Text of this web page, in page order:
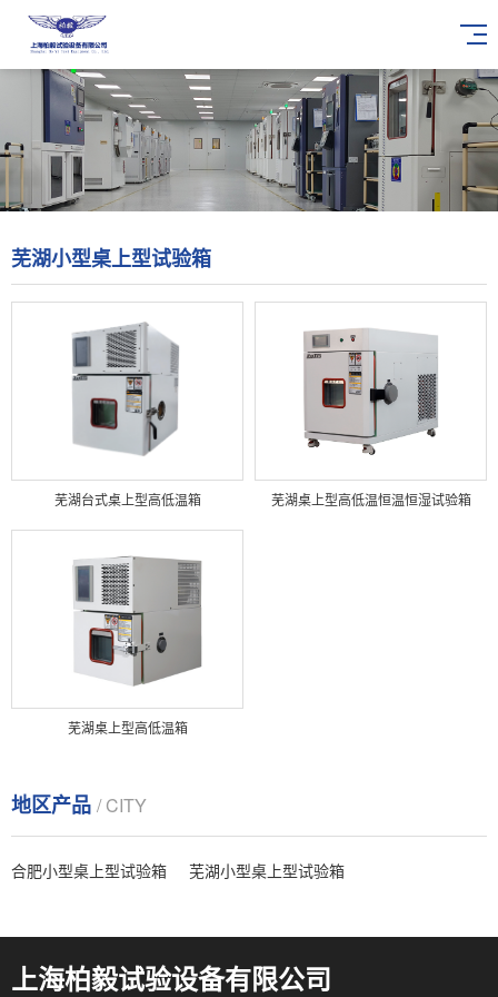
芜湖小型桌上型试验箱
芜湖台式桌上型高低温箱 芜湖桌上型高低温恒温恒湿试验箱
芜湖桌上型高低温箱
地区产品 / CITY
合肥小型桌上型试验箱 芜湖小型桌上型试验箱
上海柏毅试验设备有限公司